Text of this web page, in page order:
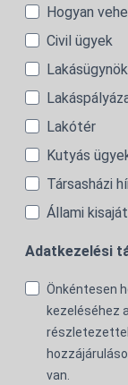
Hogyan
Civil ügyek
Lakótér
Kutyás
Társasházi
Állami
Adatkezelési
Önkéntesen
kezeléséhez
van.